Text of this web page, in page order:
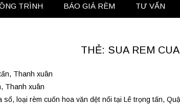
TRÌNH BÁO GIÁ RÈM TƯ VẤN
THẺ: SUA REM
Thanh xuân
loại rèm cuốn hoa văn dệt nổi tại Lê trọng tấn,